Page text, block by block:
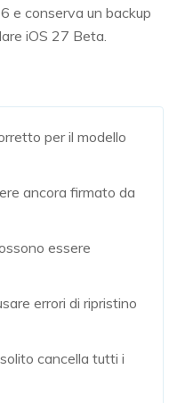
e conserva un backup
iOS 27 Beta.
per il modello
ancora firmato da
essere
errori di ripristino
cancella tutti i